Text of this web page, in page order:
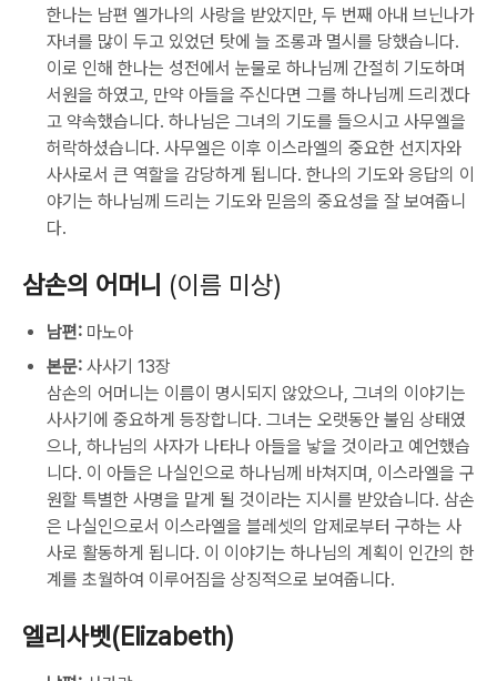
한나는 남편 엘가나의 사랑을 받았지만, 두 번째 아내 브닌나가
자녀를 많이 두고 있었던 탓에 늘 조롱과 멸시를 당했습니다.
이로 인해 한나는 성전에서 눈물로 하나님께 간절히 기도하며
서원을 하였고, 만약 아들을 주신다면 그를 하나님께 드리겠다
고 약속했습니다. 하나님은 그녀의 기도를 들으시고 사무엘을
허락하셨습니다. 사무엘은 이후 이스라엘의 중요한 선지자와
사사로서 큰 역할을 감당하게 됩니다. 한나의 기도와 응답의 이
야기는 하나님께 드리는 기도와 믿음의 중요성을 잘 보여줍니
다.
삼손의 어머니 (이름 미상)
남편: 마노아
본문: 사사기 13장
삼손의 어머니는 이름이 명시되지 않았으나, 그녀의 이야기는
사사기에 중요하게 등장합니다. 그녀는 오랫동안 불임 상태였
으나, 하나님의 사자가 나타나 아들을 낳을 것이라고 예언했습
니다. 이 아들은 나실인으로 하나님께 바쳐지며, 이스라엘을 구
원할 특별한 사명을 맡게 될 것이라는 지시를 받았습니다. 삼손
은 나실인으로서 이스라엘을 블레셋의 압제로부터 구하는 사
사로 활동하게 됩니다. 이 이야기는 하나님의 계획이 인간의 한
계를 초월하여 이루어짐을 상징적으로 보여줍니다.
엘리사벳(Elizabeth)